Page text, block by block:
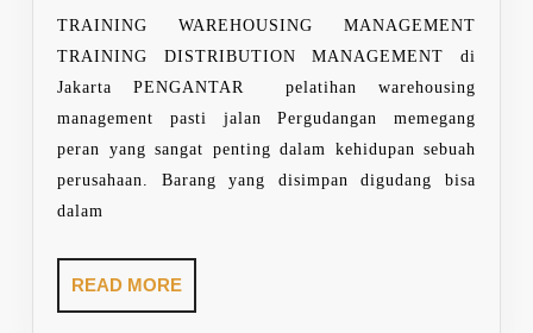
TRAINING WAREHOUSING MANAGEMENT
TRAINING DISTRIBUTION MANAGEMENT di
Jakarta PENGANTAR pelatihan warehousing
management pasti jalan Pergudangan memegang
peran yang sangat penting dalam kehidupan sebuah
perusahaan. Barang yang disimpan digudang bisa
dalam
READ MOREREAD
MORE